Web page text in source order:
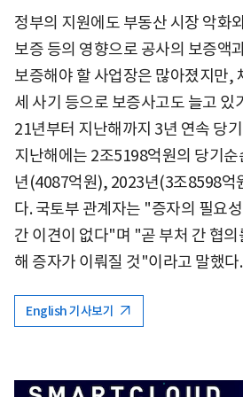
정부의 지원에도 부동산 시장 악화
보증 등의 영향으로 공사의 보증액
보증해야 할 사업장은 많아졌지만,
세 사기 등으로 보증사고도 늘고 있
21년부터 지난해까지 3년 연속 당
지난해에는 2조5198억원의 당기
년(4087억원), 2023년(3조8598억
다. 국토부 관계자는 "증자의 필요
간 이견이 없다"며 "곧 부처 간 협
해 증자가 이뤄질 것"이라고 말했다.
English 기사보기